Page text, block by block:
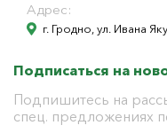
Адрес:
г. Гродно, ул. Ивана
Подписаться на
Подпишитесь на
спец. предложениях